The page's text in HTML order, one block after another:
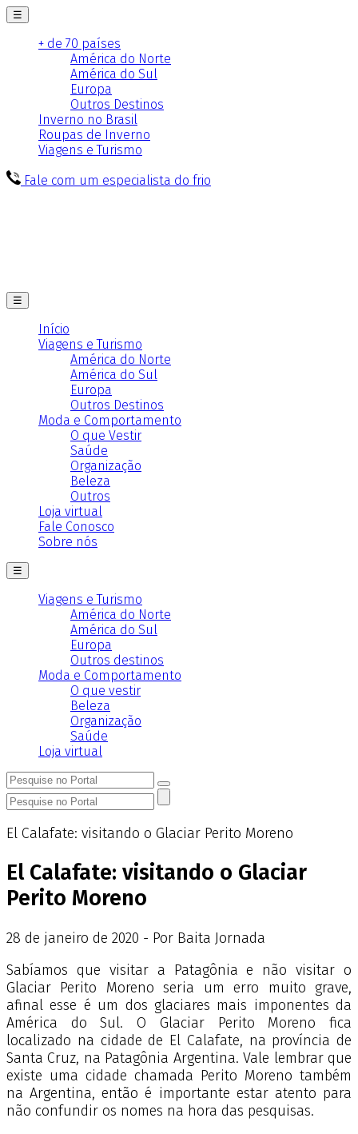
☰
+ de 70 países
América do Norte
América do Sul
Europa
Outros Destinos
Inverno no Brasil
Roupas de Inverno
Viagens e Turismo
Fale com um especialista do frio
☰
Início
Viagens e Turismo
América do Norte
América do Sul
Europa
Outros Destinos
Moda e Comportamento
O que Vestir
Saúde
Organização
Beleza
Outros
Loja virtual
Fale Conosco
Sobre nós
☰
Viagens e Turismo
América do Norte
América do Sul
Europa
Outros destinos
Moda e Comportamento
O que vestir
Beleza
Organização
Saúde
Loja virtual
El Calafate: visitando o Glaciar Perito Moreno
El Calafate: visitando o Glaciar
Perito Moreno
28 de janeiro de 2020 - Por Baita Jornada
Sabíamos que visitar a Patagônia e não visitar o
Glaciar Perito Moreno seria um erro muito grave,
afinal esse é um dos glaciares mais imponentes da
América do Sul. O Glaciar Perito Moreno fica
localizado na cidade de El Calafate, na província de
Santa Cruz, na Patagônia Argentina. Vale lembrar que
existe uma cidade chamada Perito Moreno também
na Argentina, então é importante estar atento para
não confundir os nomes na hora das pesquisas.